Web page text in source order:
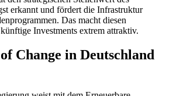
erkannt und fördert die Infrastruktur
Das macht diesen
Investments extrem attraktiv.
Change in Deutschland